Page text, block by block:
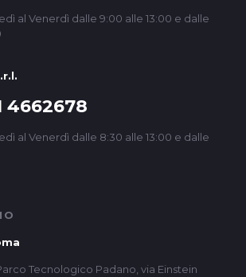
al Venerdì dalle 9:00 alle 13:00 e dalle
4662678
al Venerdì dalle 8:30 alle 13:00 e dalle
Tecnologico Padano, via Einstein